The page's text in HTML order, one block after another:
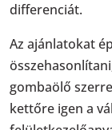
differenciát.
Az ajánlatokat
gombaölő
kettőre igen a